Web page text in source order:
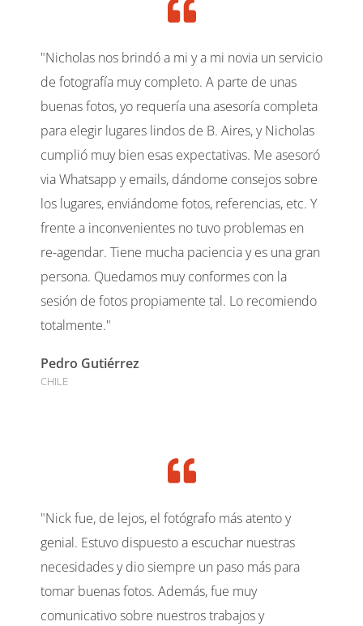
"Nicholas nos brindó a mi y a mi novia un servicio
de fotografía muy completo. A parte de unas
buenas fotos, yo requería una asesoría completa
para elegir lugares lindos de B. Aires, y Nicholas
cumplió muy bien esas expectativas. Me asesoró
via Whatsapp y emails, dándome consejos sobre
los lugares, enviándome fotos, referencias, etc. Y
frente a inconvenientes no tuvo problemas en
re-agendar. Tiene mucha paciencia y es una gran
persona. Quedamos muy conformes con la
sesión de fotos propiamente tal. Lo recomiendo
totalmente."
Pedro Gutiérrez
CHILE
"Nick fue, de lejos, el fotógrafo más atento y
genial. Estuvo dispuesto a escuchar nuestras
necesidades y dio siempre un paso más para
tomar buenas fotos. Además, fue muy
comunicativo sobre nuestros trabajos y